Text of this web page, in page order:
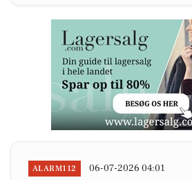
ALARM112 06-07-2026 04:01